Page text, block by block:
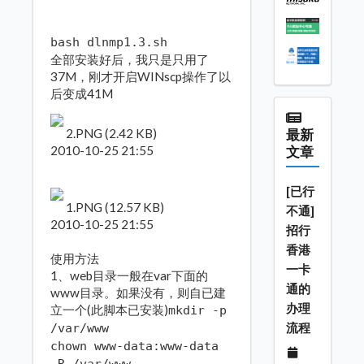
bash dlnmp1.3.sh
全部安装好后，我只是只用了
37M，刚才开启WINscp操作了以
后变成41M
2.PNG (2.42 KB)
2010-10-25 21:55
1.PNG (12.57 KB)
2010-10-25 21:55
使用方法
1、web目录一般在var下面的
www目录。如果没有，则自已建
立一个(此脚本已安装)mkdir -p
/var/www
chown www-data:www-data
最新
文章
[已行
不通]
招行
香港
一卡
通的
办理
流程